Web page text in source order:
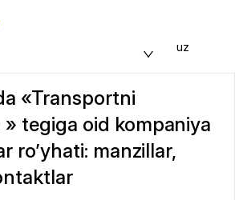
uz
«Transportni
tegiga oid kompaniya
ro’yhati: manzillar,